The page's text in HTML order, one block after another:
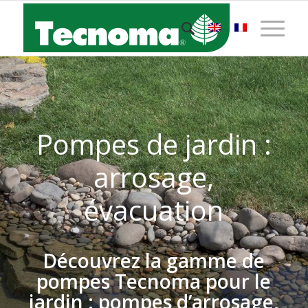
Pompes de jardin :
arrosage,
évacuation
Découvrez la gamme de
pompes Tecnoma pour le
jardin : pompes d’arrosage,